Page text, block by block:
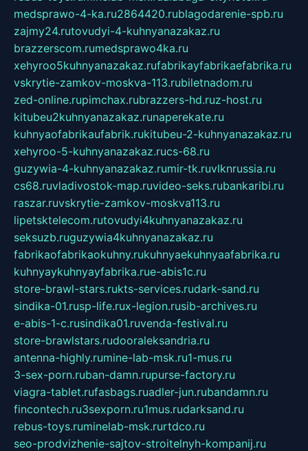
medsprawo-4-ka.ru2864420.rublagodarenie-spb.ru
zajmy24.rutovudyi-4-kuhnyanazakaz.ru
brazzerscom.rumedsprawo4ka.ru
xehyroo5kuhnyanazakaz.rufabrikayfabrikaefabrika.ru
vskrytie-zamkov-moskva-113.rubiletnadom.ru
zed-online.rupimchax.rubrazzers-hd.ruz-host.ru
kitubeu2kuhnyanazakaz.runaperekate.ru
kuhnyaofabrikaufabrik.rukitubeu-2-kuhnyanazakaz.ru
xehyroo-5-kuhnyanazakaz.rucs-68.ru
guzywia-4-kuhnyanazakaz.rumir-tk.ruvlknrussia.ru
cs68.ruvladivostok-map.ruvideo-seks.rubankaribi.ru
raszar.ruvskrytie-zamkov-moskva113.ru
lipetsktelecom.rutovudyi4kuhnyanazakaz.ru
seksuzb.ruguzywia4kuhnyanazakaz.ru
fabrikaofabrikaokuhny.rukuhnyaekuhnyaafabrika.ru
kuhnyaykuhnyayfabrika.rue-abis1c.ru
store-brawl-stars.rukts-services.rudark-sand.ru
sindika-01.rusp-life.rux-legion.rusib-archives.ru
e-abis-1-c.rusindika01.ruvenda-festival.ru
store-brawlstars.rudooraleksandria.ru
antenna-highly.rumine-lab-msk.ru1-mus.ru
3-sex-porn.ruban-damn.rupurse-factory.ru
viagra-tablet.rufasbags.ruadler-jun.rubandamn.ru
fincontech.ru3sexporn.ru1mus.rudarksand.ru
rebus-toys.ruminelab-msk.rurtdco.ru
seo-prodvizhenie-sajtov-stroitelnyh-kompanij.ru